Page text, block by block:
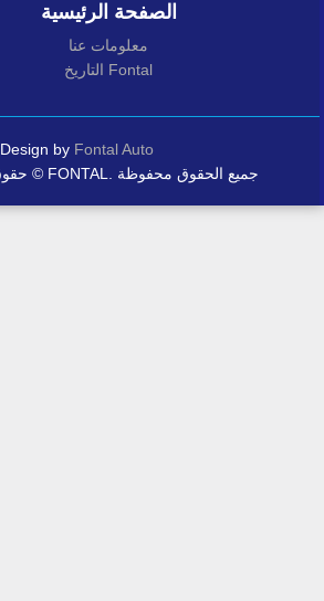
الصفحة الرئيسية
معلومات عنا
التاريخ Fontal
Design by Fontal Auto
حقوق التأليف والنشر © FONTAL. جميع الحقوق محفوظة